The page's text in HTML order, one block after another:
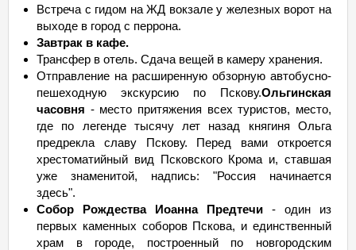
Встреча с гидом на ЖД вокзале у железных ворот на
выходе в город с перрона.
Завтрак в кафе.
Трансфер в отель. Сдача вещей в камеру хранения.
Отправление на расширенную обзорную автобусно-
пешеходную экскурсию по Пскову.Ольгинская
часовня - место притяжения всех туристов, место,
где по легенде тысячу лет назад княгиня Ольга
предрекла славу Пскову. Перед вами откроется
хрестоматийный вид Псковского Крома и, ставшая
уже знаменитой, надпись: "Россия начинается
здесь".
Собор Рождества Иоанна Предтечи - один из
первых каменных соборов Пскова, и единственный
храм в городе, построенный по новгородским